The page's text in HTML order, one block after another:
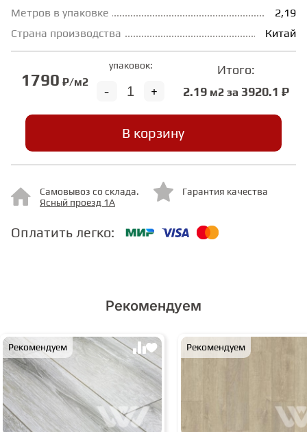
ИСКУССТВЕННАЯ ТРАВА
ИНЖЕНЕРНЫЙ МОДУЛЬ
ФАНЕРА
Метров в упаковке
2,19
Страна производства
Китай
1790 ₽/м2
упаковок:
+
-
Итого:
2.19м2 за 3920.1 ₽
В корзину
Самовывоз со склада.
Ясный проезд 1А
Гарантия качества
Оплатить легко:
Рекомендуем
Рекомендуем Рекомендуем